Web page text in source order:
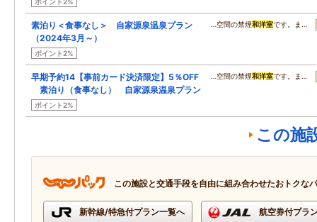
素泊り＜食事なし＞ 自家源泉温泉プラン
（2024年3月～）
ポイント2%
…空間の禁煙和洋室です。ま…
早期予約14【事前カード決済限定】5％OFF
素泊り（食事なし） 自家源泉温泉プラン
ポイント2%
…空間の禁煙和洋室です。ま…
この施
この施設と交通手段を自由に組み合わせたおトクな
新幹線/特急付プラン一覧へ 航空券付プラ